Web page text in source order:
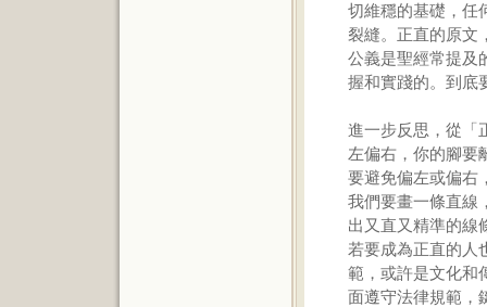
切維穩的基礎，任
裂縫。正直的原文
公義是聖經常提及
握和實踐的。到底
進一步反思，從「
左偏右，你的腳要
要避免偏左或偏右
我們要畫一條直線
出又直又精準的線
若要成為正直的人
範，或許是文化和
面遵守法律規範，